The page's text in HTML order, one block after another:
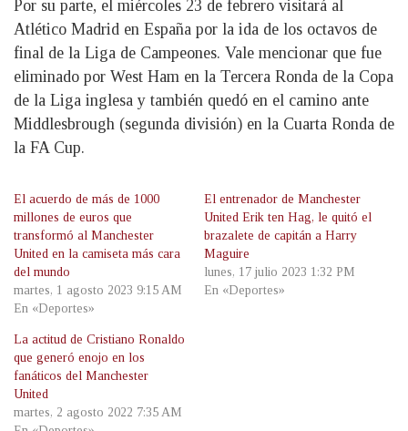
Por su parte, el miércoles 23 de febrero visitará al
Atlético Madrid en España por la ida de los octavos de
final de la Liga de Campeones. Vale mencionar que fue
eliminado por West Ham en la Tercera Ronda de la Copa
de la Liga inglesa y también quedó en el camino ante
Middlesbrough (segunda división) en la Cuarta Ronda de
la FA Cup.
El acuerdo de más de 1000
millones de euros que
transformó al Manchester
United en la camiseta más cara
del mundo
martes, 1 agosto 2023 9:15 AM
En «Deportes»
El entrenador de Manchester
United Erik ten Hag, le quitó el
brazalete de capitán a Harry
Maguire
lunes, 17 julio 2023 1:32 PM
En «Deportes»
La actitud de Cristiano Ronaldo
que generó enojo en los
fanáticos del Manchester
United
martes, 2 agosto 2022 7:35 AM